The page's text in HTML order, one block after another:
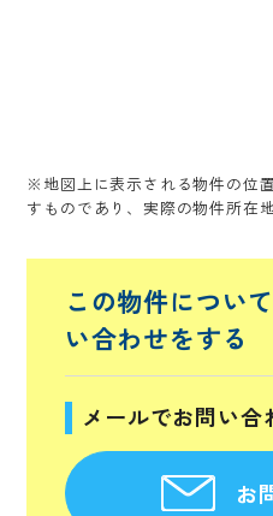
※地図上に表示される物件の位
すものであり、実際の物件所在
この物件につい
い合わせをする
メールでお問い合
お